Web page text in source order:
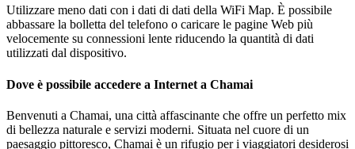
Utilizzare meno dati con i dati di dati della WiFi Map. È possibile
abbassare la bolletta del telefono o caricare le pagine Web più
velocemente su connessioni lente riducendo la quantità di dati
utilizzati dal dispositivo.
Dove è possibile accedere a Internet a Chamai
Benvenuti a Chamai, una città affascinante che offre un perfetto mix
di bellezza naturale e servizi moderni. Situata nel cuore di un
paesaggio pittoresco, Chamai è un rifugio per i viaggiatori desiderosi